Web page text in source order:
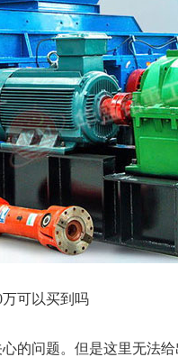
可以买到吗
的问题。但是这里无法